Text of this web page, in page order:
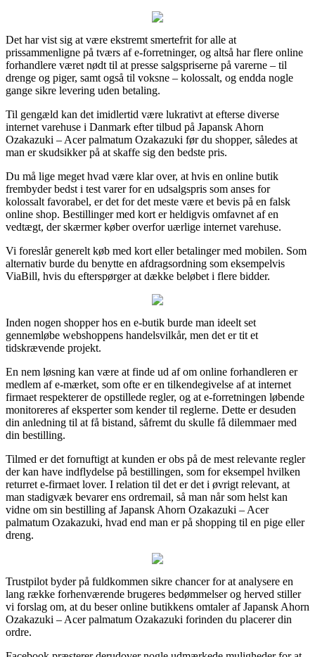
Det har vist sig at være ekstremt smertefrit for alle at
prissammenligne på tværs af e-forretninger, og altså har flere online
forhandlere været nødt til at presse salgspriserne på varerne – til
drenge og piger, samt også til voksne – kolossalt, og endda nogle
gange sikre levering uden betaling.
Til gengæld kan det imidlertid være lukrativt at efterse diverse
internet varehuse i Danmark efter tilbud på Japansk Ahorn
Ozakazuki – Acer palmatum Ozakazuki før du shopper, således at
man er skudsikker på at skaffe sig den bedste pris.
Du må lige meget hvad være klar over, at hvis en online butik
frembyder bedst i test varer for en udsalgspris som anses for
kolossalt favorabel, er det for det meste være et bevis på en falsk
online shop. Bestillinger med kort er heldigvis omfavnet af en
vedtægt, der skærmer køber overfor uærlige internet varehuse.
Vi foreslår generelt køb med kort eller betalinger med mobilen. Som
alternativ burde du benytte en afdragsordning som eksempelvis
ViaBill, hvis du efterspørger at dække beløbet i flere bidder.
Inden nogen shopper hos en e-butik burde man ideelt set
gennemløbe webshoppens handelsvilkår, men det er tit et
tidskrævende projekt.
En nem løsning kan være at finde ud af om online forhandleren er
medlem af e-mærket, som ofte er en tilkendegivelse af at internet
firmaet respekterer de opstillede regler, og at e-forretningen løbende
monitoreres af eksperter som kender til reglerne. Dette er desuden
din anledning til at få bistand, såfremt du skulle få dilemmaer med
din bestilling.
Tilmed er det fornuftigt at kunden er obs på de mest relevante regler
der kan have indflydelse på bestillingen, som for eksempel hvilken
returret e-firmaet lover. I relation til det er det i øvrigt relevant, at
man stadigvæk bevarer ens ordremail, så man når som helst kan
vidne om sin bestilling af Japansk Ahorn Ozakazuki – Acer
palmatum Ozakazuki, hvad end man er på shopping til en pige eller
dreng.
Trustpilot byder på fuldkommen sikre chancer for at analysere en
lang række forhenværende brugeres bedømmelser og herved stiller
vi forslag om, at du beser online butikkens omtaler af Japansk Ahorn
Ozakazuki – Acer palmatum Ozakazuki forinden du placerer din
ordre.